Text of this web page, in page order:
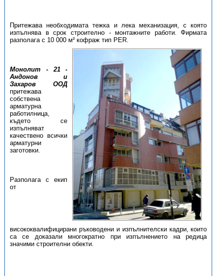
Притежава необходимата тежка и лека механизация, с която
изпълнява в срок строително - монтажните работи. Фирмата
разполага с 10 000 м² кофраж тип РЕR.
Монолит - 21 -
Андонов и
Захаров ООД
притежава
собствена
арматурна
работилница,
където се
изпълняват
качествено всички
арматурни
заготовки.
Разполага с екип
от
висококвалифицирани ръководени и изпълнителски кадри, които
са се доказали многократно при изпълнението на редица
значими строителни обекти.